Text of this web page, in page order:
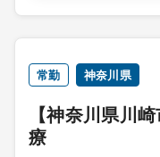
常勤 神奈川県
【神奈川県川
療